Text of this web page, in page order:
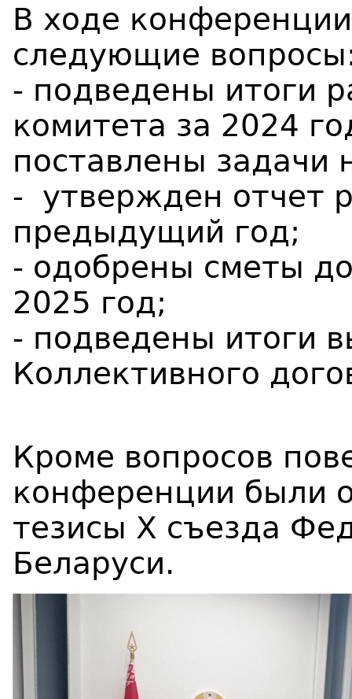
В ходе
следующие
- подведены итоги
комитета за 2024
поставлены задачи
- утвержден отчет
предыдущий год;
- одобрены сметы
2025 год;
- подведены итоги
Коллективного
Кроме вопросов
конференции были
тезисы X съезда
Беларуси.